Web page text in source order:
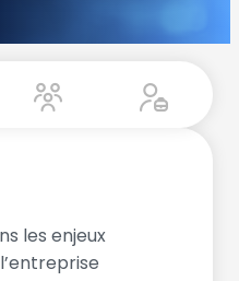
les enjeux